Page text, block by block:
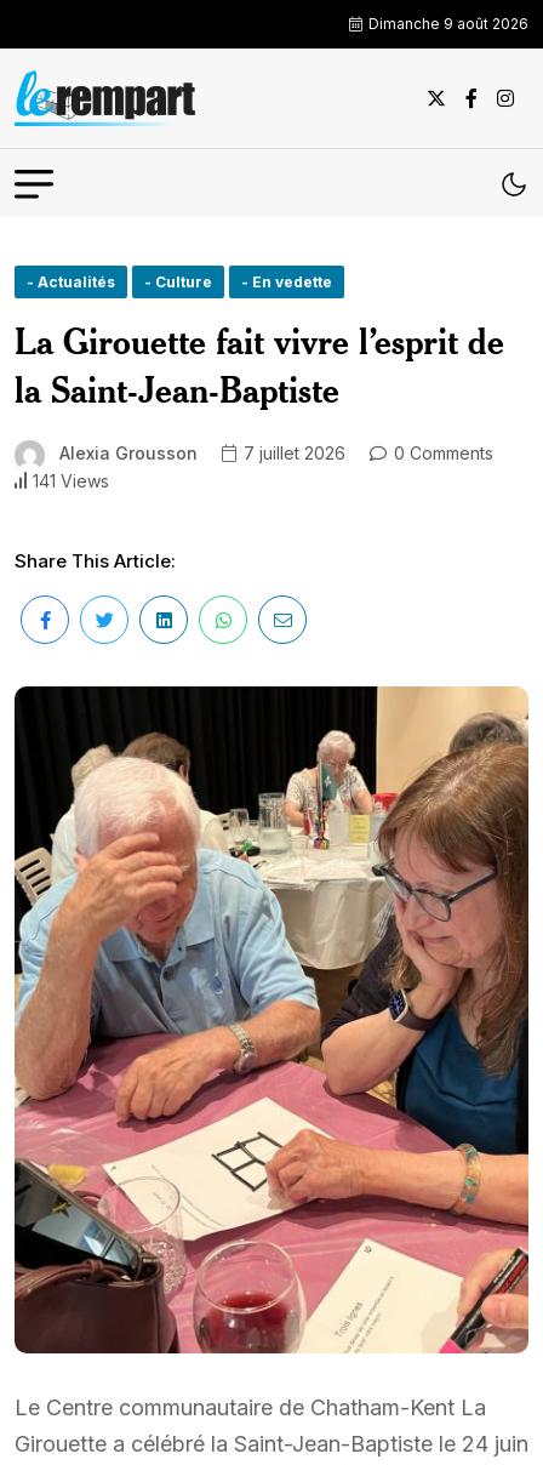
Dimanche 9 août 2026
- Actualités - Culture - En vedette
La Girouette fait vivre l’esprit de
la Saint-Jean-Baptiste
Alexia Grousson 7 juillet 2026
0 Comments
141 Views
Share This Article:
Le Centre communautaire de Chatham-Kent La
Girouette a célébré la Saint-Jean-Baptiste le 24 juin